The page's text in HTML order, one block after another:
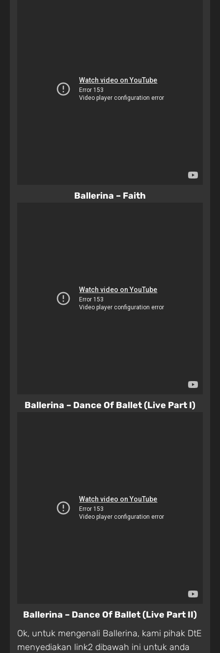
Ballerina – Faith
Ballerina – Dance Of Ballet (Live Part I)
Ballerina – Dance Of Ballet (Live Part II)
Ok, untuk mengenali Ballerina, kami pihak DtE
menyediakan link2 dibawah ini untuk anda